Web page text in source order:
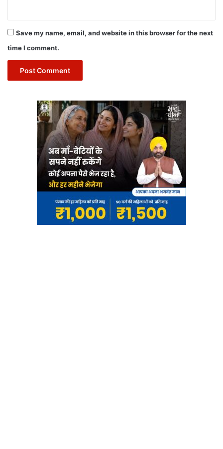
Save my name, email, and website in this browser for the next
time I comment.